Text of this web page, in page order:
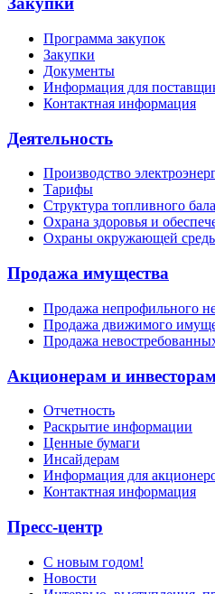
Программа закупок
Закупки
Документы
Информация для
Контактная информация
Деятельность
Производство
Тарифы
Структура топливного
Охрана здоровья и
Охраны окружающей
Продажа имущества
Продажа непрофильного
Продажа движимого
Продажа
Акционерам и
Отчетность
Раскрытие информации
Ценные бумаги
Инсайдерам
Информация для
Контактная информация
Пресс-центр
С новым годом!
Новости